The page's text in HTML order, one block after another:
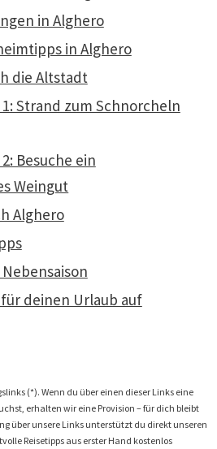
in Alghero
in Alghero
die Altstadt
Strand zum Schnorcheln
Besuche ein
Weingut
Alghero
deinen Urlaub auf
(*). Wenn du über einen dieser Links eine
erhalten wir eine Provision – für dich bleibt
über unsere Links unterstützt du direkt unseren
Reisetipps aus erster Hand kostenlos